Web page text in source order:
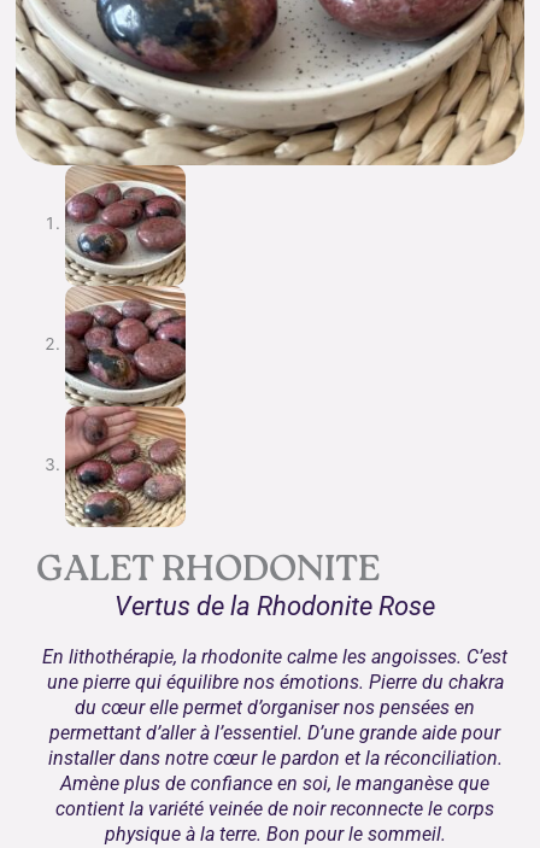
GALET RHODONITE
Vertus de la Rhodonite Rose
En lithothérapie, la rhodonite calme les angoisses. C’est
une pierre qui équilibre nos émotions. Pierre du chakra
du cœur elle permet d’organiser nos pensées en
permettant d’aller à l’essentiel. D’une grande aide pour
installer dans notre cœur le pardon et la réconciliation.
Amène plus de confiance en soi, le manganèse que
contient la variété veinée de noir reconnecte le corps
physique à la terre. Bon pour le sommeil.